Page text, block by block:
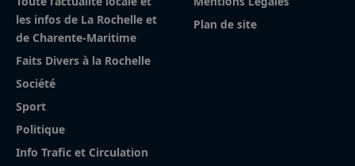
les infos de La Rochelle et
de Charente-Maritime
Faits Divers à la Rochelle
Société
Sport
Politique
Info Trafic et Circulation
Plan de site